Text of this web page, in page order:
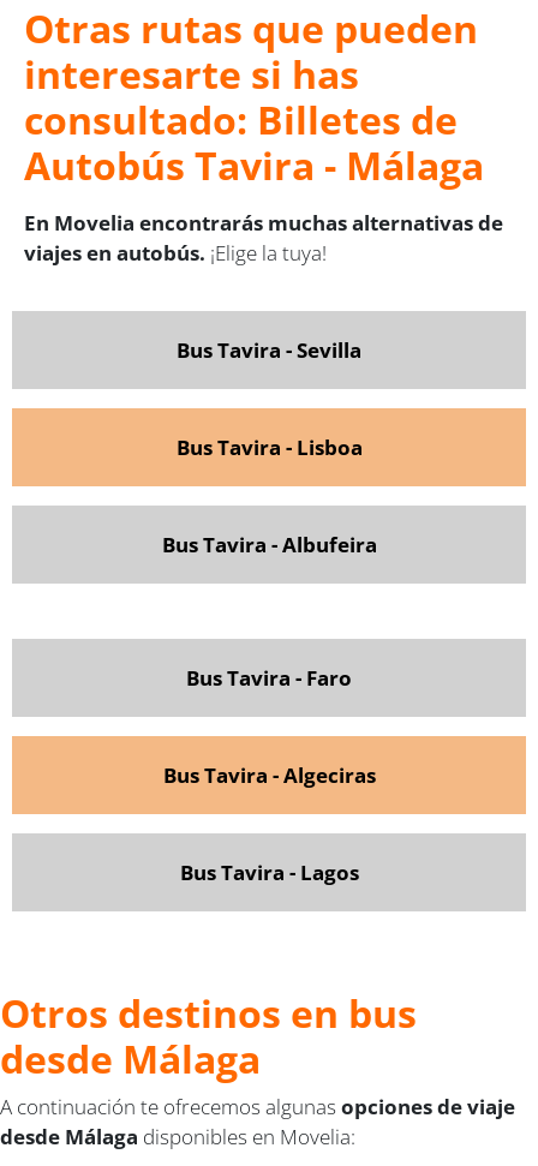
Otras rutas que pueden
interesarte si has
consultado: Billetes de
Autobús Tavira - Málaga
En Movelia encontrarás muchas alternativas de
viajes en autobús. ¡Elige la tuya!
Bus Tavira - Sevilla
Bus Tavira - Lisboa
Bus Tavira - Albufeira
Bus Tavira - Faro
Bus Tavira - Algeciras
Bus Tavira - Lagos
Otros destinos en bus
desde Málaga
A continuación te ofrecemos algunas opciones de viaje
desde Málaga disponibles en Movelia: